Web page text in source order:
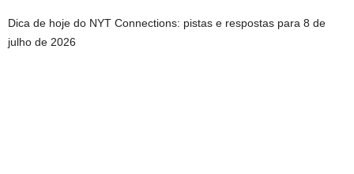
Dica de hoje do NYT Connections: pistas e respostas para 8 de
julho de 2026